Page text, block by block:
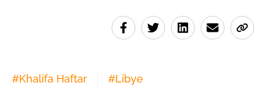
#Khalifa Haftar #Libye